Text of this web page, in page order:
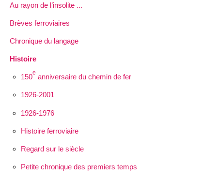
Au rayon de l’insolite ...
Brèves ferroviaires
Chronique du langage
Histoire
150e anniversaire du chemin de fer
1926-2001
1926-1976
Histoire ferroviaire
Regard sur le siècle
Petite chronique des premiers temps